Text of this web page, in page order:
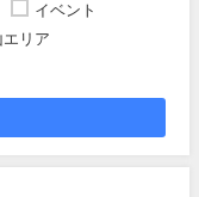
イベント
エリア